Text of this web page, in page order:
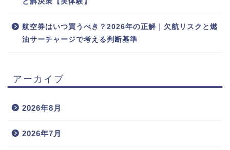
航空券はいつ買うべき？2026年の正解｜欠航リスクと燃
油サーチャージで考える判断基準
アーカイブ
2026年8月
2026年7月